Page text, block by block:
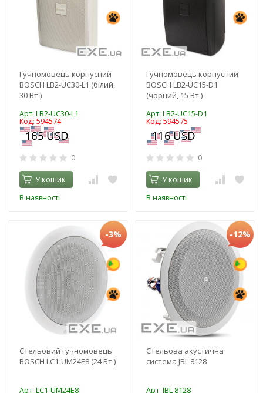
Гучномовець корпусний
BOSCH LB2-UC30-L1 (білий,
30 Вт )
Арт: LB2-UC30-L1
Код: 594574
0
У кошик
В наявності
Гучномовець корпусний
BOSCH LB2-UC15-D1
(чорний, 15 Вт )
Арт: LB2-UC15-D1
Код: 594575
0
У кошик
В наявності
-3%
Стельовий гучномовець
BOSCH LC1-UM24E8 (24 Вт )
Арт: LC1-UM24E8
-12%
Стельова акустична
система JBL 8128
Арт: JBL 8128